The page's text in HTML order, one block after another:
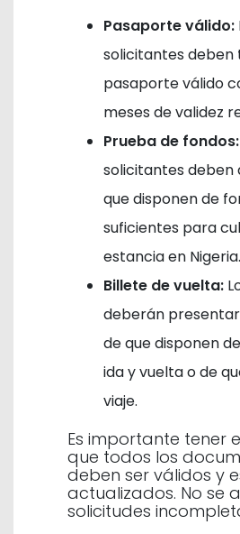
Pasaporte válido:
solicitantes deben
pasaporte válido
meses de validez
Prueba de fondos:
solicitantes
que disponen de
suficientes para
estancia en Nigeria.
Billete de vuelta:
deberán
de que disponen
ida y vuelta o de
viaje.
Es importante tener
que todos los
deben ser válidos y
actualizados. No se
solicitudes